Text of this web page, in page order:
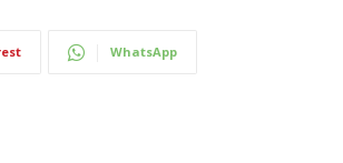
WhatsApp